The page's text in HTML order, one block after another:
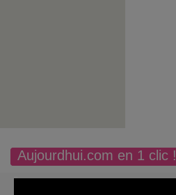
Aujourdhui.com en 1 clic !